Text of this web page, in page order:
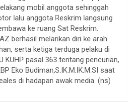
mobil anggota sehinggah
lalu anggota Reskrim langsung
ke ruang Sat Reskrim.
berhasil melarikan diri ke arah
serta ketiga terduga pelaku di
KUHP pasal 363 tentang pencurian,
Eko Budiman,S.IK.M.IK.M.SI saat
di hadapan awak media. (ns)